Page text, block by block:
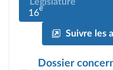
16e
Suivre les
Dossier